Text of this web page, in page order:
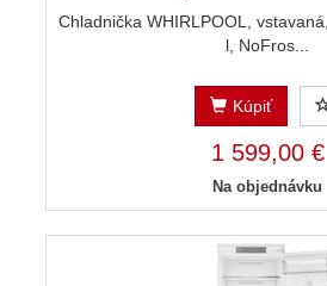
Chladnička WHIRLPOOL,
l, NoFros...
Kúpiť
1 599,00 €
Na objednávku